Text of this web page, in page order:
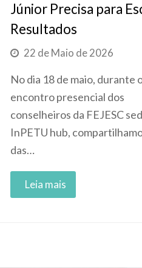
Júnior Precisa para
Resultados
22 de Maio de 2026
No dia 18 de maio, durante
encontro presencial dos
conselheiros da FEJESC
InPETU hub,
das…